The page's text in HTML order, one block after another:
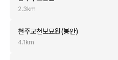
2.3 km
천주교천보묘원(봉안)
4.1 km